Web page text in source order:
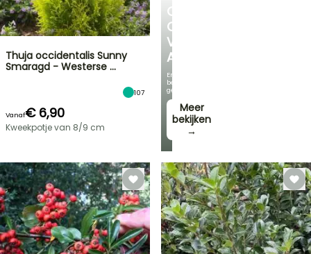
FLASH-
SALES
TOT
ONTDEK
ONS
VOORDELIGE
ASSORTIMENT
En
bespaar
geld!
Meer
bekijken
→
Thuja occidentalis Sunny
Smaragd - Westerse …
107
Vanaf€ 6,90
Kweekpotje van 8/9 cm